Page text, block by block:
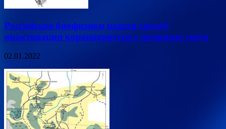
Российские биофизики нашли способ
инактивации коронавирусов с помощью света
02.01.2022